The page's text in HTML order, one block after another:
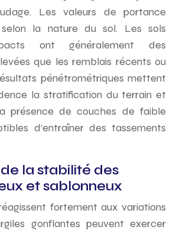
Les valeurs de portance
la nature du sol. Les sols
ont généralement des
que les remblais récents ou
pénétrométriques mettent
la stratification du terrain et
présence de couches de faible
d’entraîner des tassements
la stabilité des
et sablonneux
fortement aux variations
gonflantes peuvent exercer